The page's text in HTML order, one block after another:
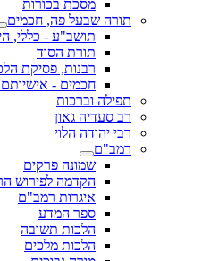
מסכת בכורות
תורה שבעל פה, חכמים
תושב"ע - כללי,
תורת הסוד
רבנות, פסיקת
חכמים -
תפילה וברכות
רב סעדיה גאון
רבי יהודה הלוי
רמב"ם
שמונה פרקים
הקדמה לפירוש
איגרות רמב"ם
ספר המדע
הלכות תשובה
הלכות מלכים